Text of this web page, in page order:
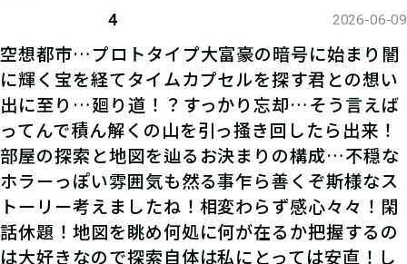
2.キットを購入する
宝探しSHOPならおうちにキットが届
くよ！ 筆記用具やスマートフォンな
ど必要なものを準備しよう！
4 2026-06-09
空想都市…プロトタイプ大富豪の暗号に始まり闇
に輝く宝を経てタイムカプセルを探す君との想い
出に至り…廻り道！？すっかり忘却…そう言えば
ってんで積ん解くの山を引っ掻き回したら出来！
部屋の探索と地図を辿るお決まりの構成…不穏な
ホラーっぽい雰囲気も然る事乍ら善くぞ斯様なス
トーリー考えましたね！相変わらず感心々々！閑
話休題！地図を眺め何処に何が在るか把握するの
は大好きなので探索自体は私にとっては安直！し